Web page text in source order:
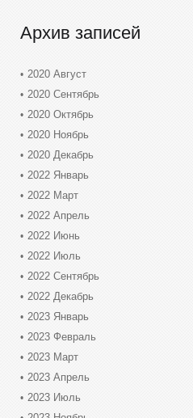
Архив записей
2020 Август
2020 Сентябрь
2020 Октябрь
2020 Ноябрь
2020 Декабрь
2022 Январь
2022 Март
2022 Апрель
2022 Июнь
2022 Июль
2022 Сентябрь
2022 Декабрь
2023 Январь
2023 Февраль
2023 Март
2023 Апрель
2023 Июль